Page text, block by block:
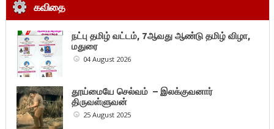
கவிதை
நட்பு தமிழ் வட்டம், 7ஆவது ஆண்டு தமிழ் விழா,
மதுரை
04 August 2026
தூய்மையே செல்வம் – இலக்குவனார்
திருவள்ளுவன்
25 August 2025